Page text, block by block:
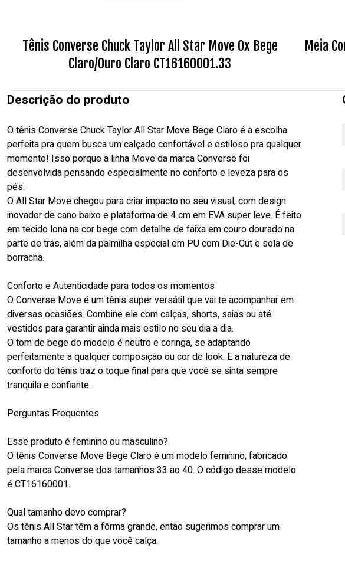
Tênis Converse Chuck Taylor All Star Move Ox Bege
Claro/Ouro Claro CT16160001.33
Meia
Descrição do produto
O tênis Converse Chuck Taylor All Star Move Bege Claro é a escolha
perfeita pra quem busca um calçado confortável e estiloso pra qualquer
momento! Isso porque a linha Move da marca Converse foi
desenvolvida pensando especialmente no conforto e leveza para os
pés.
O All Star Move chegou para criar impacto no seu visual, com design
inovador de cano baixo e plataforma de 4 cm em EVA super leve. É feito
em tecido lona na cor bege com detalhe de faixa em couro dourado na
parte de trás, além da palmilha especial em PU com Die-Cut e sola de
borracha.
Conforto e Autenticidade para todos os momentos
O Converse Move é um tênis super versátil que vai te acompanhar em
diversas ocasiões. Combine ele com calças, shorts, saias ou até
vestidos para garantir ainda mais estilo no seu dia a dia.
O tom de bege do modelo é neutro e coringa, se adaptando
perfeitamente a qualquer composição ou cor de look. E a natureza de
conforto do tênis traz o toque final para que você se sinta sempre
tranquila e confiante.
Perguntas Frequentes
Esse produto é feminino ou masculino?
O tênis Converse Move Bege Claro é um modelo feminino, fabricado
pela marca Converse dos tamanhos 33 ao 40. O código desse modelo
é CT16160001.
Qual tamanho devo comprar?
Os tênis All Star têm a fôrma grande, então sugerimos comprar um
tamanho a menos do que você calça.